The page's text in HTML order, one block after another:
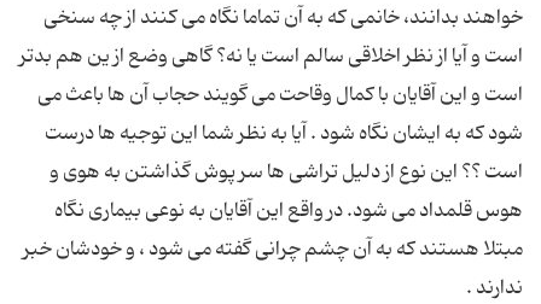
خواهند بدانند، خانمی كه به آن تماما نگاه می كنند از چه سنخی
است و آیا از نظر اخلاقی سالم است یا نه؟ گاهی وضع از ین هم بدتر
است و این آقایان با كمال وقاحت می گویند حجاب آن ها باعث می
شود كه به ایشان نگاه شود . آیا به نظر شما این توجیه ها درست
است ؟؟ این نوع از دلیل تراشی ها سر پوش گذاشتن به هوی و
هوس قلمداد می شود. در واقع این آقایان به نوعی بیماری نگاه
مبتلا هستند كه به آن چشم چرانی گفته می شود ، و خودشان خبر